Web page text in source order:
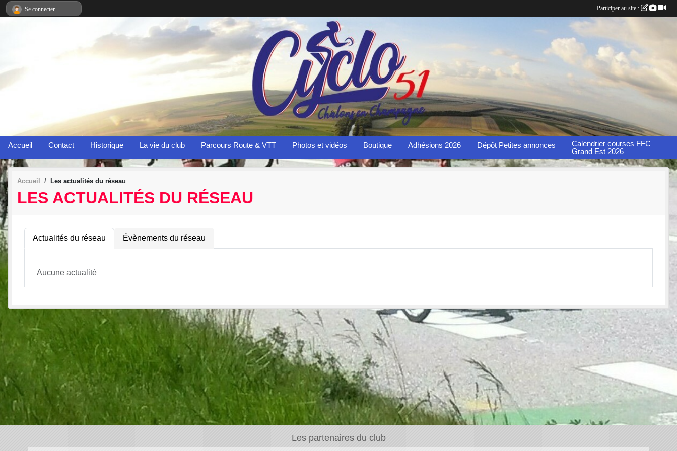
Accueil Contact Historique La vie du club Parcours Route & VTT Photos et vidéos Boutique Adhésions 2026 Dépôt Petites annonces
Calendrier courses FFC
Grand Est 2026
Accueil Les actualités du réseau
LES ACTUALITÉS DU RÉSEAU
Actualités du réseau Évènements du réseau
Aucune actualité
Les partenaires du club
Se connecter Participer au site :
Panneau de gestion des cookies